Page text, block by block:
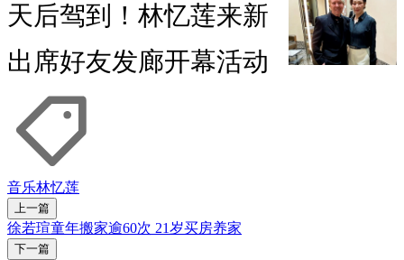
天后驾到！林忆莲来新
出席好友发廊开幕活动
音乐林忆莲
上一篇
徐若瑄童年搬家逾60次 21岁买房养家
下一篇